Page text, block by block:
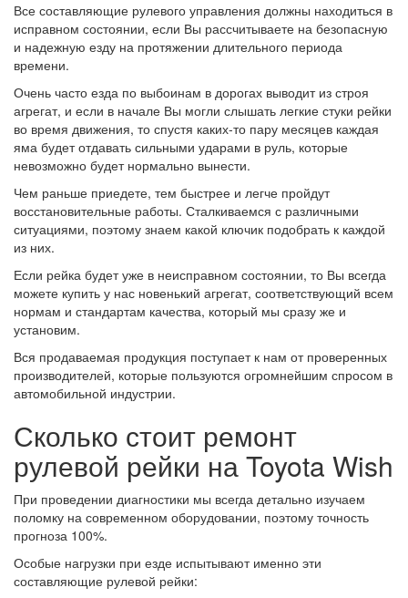
Все составляющие рулевого управления должны находиться в
исправном состоянии, если Вы рассчитываете на безопасную
и надежную езду на протяжении длительного периода
времени.
Очень часто езда по выбоинам в дорогах выводит из строя
агрегат, и если в начале Вы могли слышать легкие стуки рейки
во время движения, то спустя каких-то пару месяцев каждая
яма будет отдавать сильными ударами в руль, которые
невозможно будет нормально вынести.
Чем раньше приедете, тем быстрее и легче пройдут
восстановительные работы. Сталкиваемся с различными
ситуациями, поэтому знаем какой ключик подобрать к каждой
из них.
Если рейка будет уже в неисправном состоянии, то Вы всегда
можете купить у нас новенький агрегат, соответствующий всем
нормам и стандартам качества, который мы сразу же и
установим.
Вся продаваемая продукция поступает к нам от проверенных
производителей, которые пользуются огромнейшим спросом в
автомобильной индустрии.
Сколько стоит ремонт
рулевой рейки на Toyota Wish
При проведении диагностики мы всегда детально изучаем
поломку на современном оборудовании, поэтому точность
прогноза 100%.
Особые нагрузки при езде испытывают именно эти
составляющие рулевой рейки: